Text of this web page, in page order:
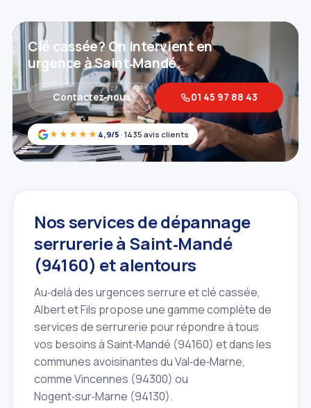
★★★★★ 4,9/5 · 1435 avis clients
Clé cassée? On intervient en
urgence à Saint‑Mandé.
Contactez‑nous 01 45 97 88 43
Nos services de dépannage
serrurerie à Saint‑Mandé
(94160) et alentours
Au‑delà des urgences serrure et clé cassée,
Albert et Fils propose une gamme complète de
services de serrurerie pour répondre à tous
vos besoins à Saint‑Mandé (94160) et dans les
communes avoisinantes du Val‑de‑Marne,
comme Vincennes (94300) ou
Nogent‑sur‑Marne (94130).